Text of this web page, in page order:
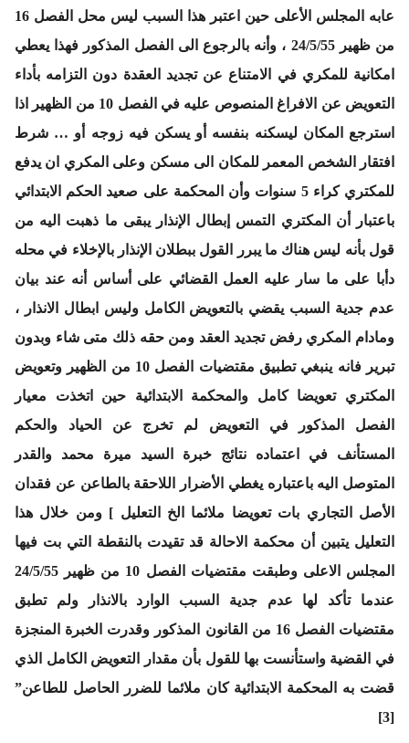
عابه المجلس الأعلى حين اعتبر هذا السبب ليس محل الفصل 16
من ظهير 24/5/55 ، وأنه بالرجوع الى الفصل المذكور فهذا يعطي
امكانية للمكري في الامتناع عن تجديد العقدة دون التزامه بأداء
التعويض عن الافراغ المنصوص عليه في الفصل 10 من الظهير اذا
استرجع المكان ليسكنه بنفسه أو يسكن فيه زوجه أو … شرط
افتقار الشخص المعمر للمكان الى مسكن وعلى المكري ان يدفع
للمكتري كراء 5 سنوات وأن المحكمة على صعيد الحكم الابتدائي
باعتبار أن المكتري التمس إبطال الإنذار يبقى ما ذهبت اليه من
قول بأنه ليس هناك ما يبرر القول ببطلان الإنذار بالإخلاء في محله
دأبا على ما سار عليه العمل القضائي على أساس أنه عند بيان
عدم جدية السبب يقضي بالتعويض الكامل وليس ابطال الانذار ،
ومادام المكري رفض تجديد العقد ومن حقه ذلك متى شاء وبدون
تبرير فانه ينبغي تطبيق مقتضيات الفصل 10 من الظهير وتعويض
المكتري تعويضا كامل والمحكمة الابتدائية حين اتخذت معيار
الفصل المذكور في التعويض لم تخرج عن الحياد والحكم
المستأنف في اعتماده نتائج خبرة السيد ميرة محمد والقدر
المتوصل اليه باعتباره يغطي الأضرار اللاحقة بالطاعن عن فقدان
الأصل التجاري بات تعويضا ملائما الخ التعليل ] ومن خلال هذا
التعليل يتبين أن محكمة الاحالة قد تقيدت بالنقطة التي بت فيها
المجلس الاعلى وطبقت مقتضيات الفصل 10 من ظهير 24/5/55
عندما تأكد لها عدم جدية السبب الوارد بالانذار ولم تطبق
مقتضيات الفصل 16 من القانون المذكور وقدرت الخبرة المنجزة
في القضية واستأنست بها للقول بأن مقدار التعويض الكامل الذي
قضت به المحكمة الابتدائية كان ملائما للضرر الحاصل للطاعن”
[3]